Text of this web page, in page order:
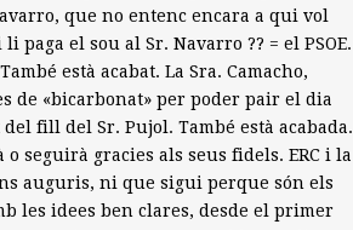
que no entenc encara a qui vol
paga el sou al Sr. Navarro ?? = el PSOE.
està acabat. La Sra. Camacho,
de «bicarbonat» per poder pair el dia
fill del Sr. Pujol. També està acabada.
seguirà gracies als seus fidels. ERC i la
auguris, ni que sigui perque són els
les idees ben clares, desde el primer